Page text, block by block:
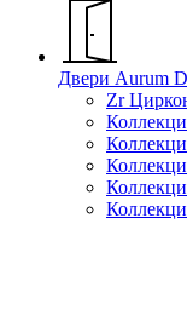
Двери Aurum
Zr